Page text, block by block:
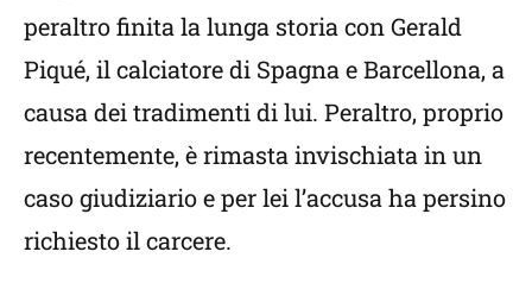
peraltro finita la lunga storia con Gerald
Piqué, il calciatore di Spagna e Barcellona, a
causa dei tradimenti di lui. Peraltro, proprio
recentemente, è rimasta invischiata in un
caso giudiziario e per lei l’accusa ha persino
richiesto il carcere.